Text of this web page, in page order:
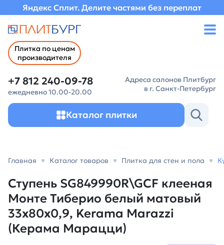
Яндекс Сплит. Делите частями без переплат
Плитка по ценам
производителя
+7 812 240-09-78
ежедневно 10.00-20.00
Адреса салонов Плитбург
в г. Санкт-Петербург
Каталог плитки
Главная Каталог товаров Плитка для стен и пола
Ступень SG849990R\GCF клееная
Монте Тиберио белый матовый
33x80x0,9, Kerama Marazzi
(Керама Марацци)